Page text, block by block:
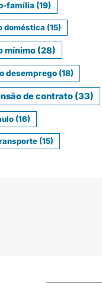
família(19)
doméstica (15)
mínimo(28)
desemprego(18)
de contrato(33)
(16)
(15)